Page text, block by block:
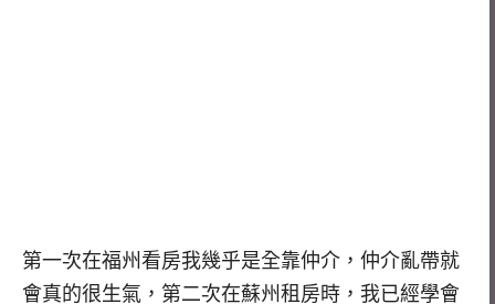
第一次在福州看房我幾乎是全靠仲介，仲介亂帶就
會真的很生氣，第二次在蘇州租房時，我已經學會